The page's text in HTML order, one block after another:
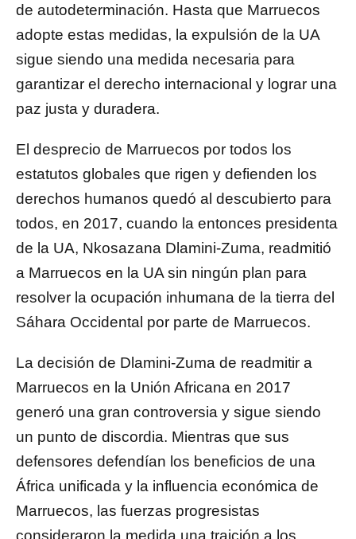
de autodeterminación. Hasta que Marruecos
adopte estas medidas, la expulsión de la UA
sigue siendo una medida necesaria para
garantizar el derecho internacional y lograr una
paz justa y duradera.
El desprecio de Marruecos por todos los
estatutos globales que rigen y defienden los
derechos humanos quedó al descubierto para
todos, en 2017, cuando la entonces presidenta
de la UA, Nkosazana Dlamini-Zuma, readmitió
a Marruecos en la UA sin ningún plan para
resolver la ocupación inhumana de la tierra del
Sáhara Occidental por parte de Marruecos.
La decisión de Dlamini-Zuma de readmitir a
Marruecos en la Unión Africana en 2017
generó una gran controversia y sigue siendo
un punto de discordia. Mientras que sus
defensores defendían los beneficios de una
África unificada y la influencia económica de
Marruecos, las fuerzas progresistas
consideraron la medida una traición a los